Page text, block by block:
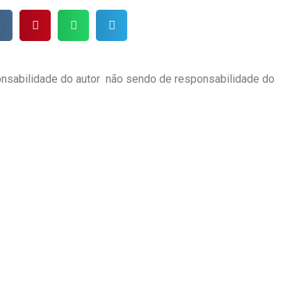
do autor não sendo de responsabilidade do